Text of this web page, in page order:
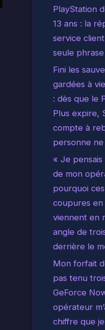
PlayStation
13 ans : la
service
seule phrase
Fini les
gardées à
: dès que le
Plus expire,
compte à
personne
« Je
de mon
pourquoi
coupures
viennent en
angle de
derrière le
Mon forfait
pas tenu
GeForce
opérateur
chiffre que